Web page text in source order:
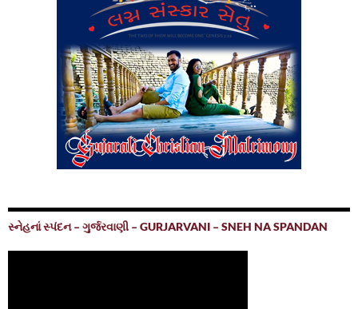
સ્નેહનાં સ્પંદન – ગુર્જરવાણી – GURJARVANI – SNEH NA SPANDAN